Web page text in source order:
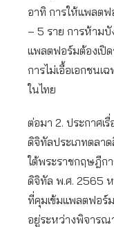
อาทิ การให้แพลตฟ
– 5 ราย การห้ามบั
แพลตฟอร์มต้องเปิ
การไม่เอื้อเอกชนเ
ในไทย
ต่อมา 2. ประกาศเ
ดิจิทัลประเภทตลา
ใต้พระราชกฤษฎีก
ดิจิทัล พ.ศ. 2565
ที่คุมเข้มแพลตฟอร์
อยู่ระหว่างพิจารณ